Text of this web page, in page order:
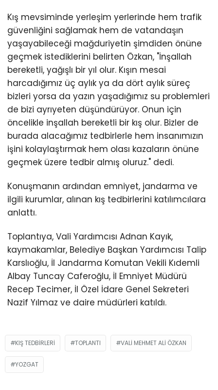
Facebook
Instagram
Youtube
Kış mevsiminde yerleşim yerlerinde hem trafik
güvenliğini sağlamak hem de vatandaşın
yaşayabileceği mağduriyetin şimdiden önüne
geçmek istediklerini belirten Özkan, "İnşallah
bereketli, yağışlı bir yıl olur. Kışın mesai
harcadığımız üç aylık ya da dört aylık süreç
bizleri yorsa da yazın yaşadığımız su problemleri
de bizi ayrıyeten düşündürüyor. Onun için
öncelikle inşallah bereketli bir kış olur. Bizler de
burada alacağımız tedbirlerle hem insanımızın
işini kolaylaştırmak hem olası kazaların önüne
geçmek üzere tedbir almış oluruz." dedi.
Konuşmanın ardından emniyet, jandarma ve
ilgili kurumlar, alınan kış tedbirlerini katılımcılara
anlattı.
Toplantıya, Vali Yardımcısı Adnan Kayık,
kaymakamlar, Belediye Başkan Yardımcısı Talip
Karslıoğlu, İl Jandarma Komutan Vekili Kıdemli
Albay Tuncay Caferoğlu, İl Emniyet Müdürü
Recep Tecimer, İl Özel İdare Genel Sekreteri
Nazif Yılmaz ve daire müdürleri katıldı.
KIŞ TEDBIRLERI TOPLANTI VALI MEHMET ALI ÖZKAN
YOZGAT